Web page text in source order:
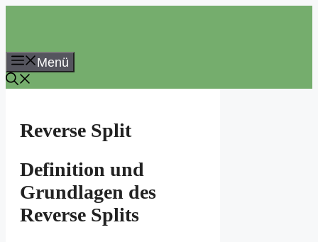
Menü
Reverse Split
Definition und
Grundlagen des
Reverse Splits